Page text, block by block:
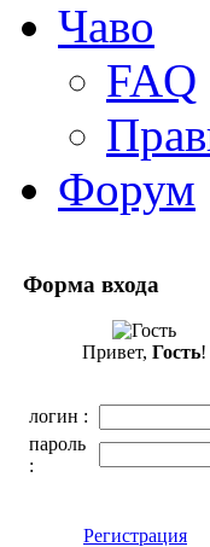
Чаво
FAQ
Форум
Форма входа
Привет, Гость!
логин :
пароль
:
Регистрация